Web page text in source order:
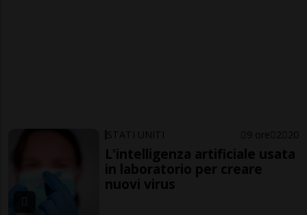
STATI UNITI 9 ore 2 20
L'intelligenza artificiale usata
in laboratorio per creare
nuovi virus